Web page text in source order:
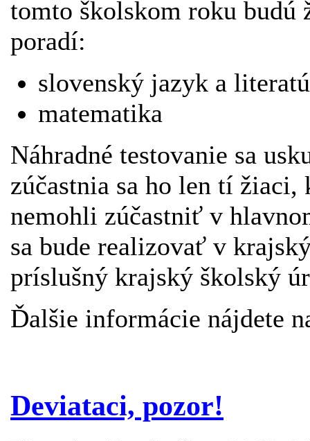
tomto školskom roku budú
poradí:
slovenský jazyk a
matematika
Náhradné testovanie sa
zúčastnia sa ho len tí
nemohli zúčastniť v
sa bude realizovať v
príslušný krajský školský
Ďalšie informácie nájdete
Deviataci, pozor!